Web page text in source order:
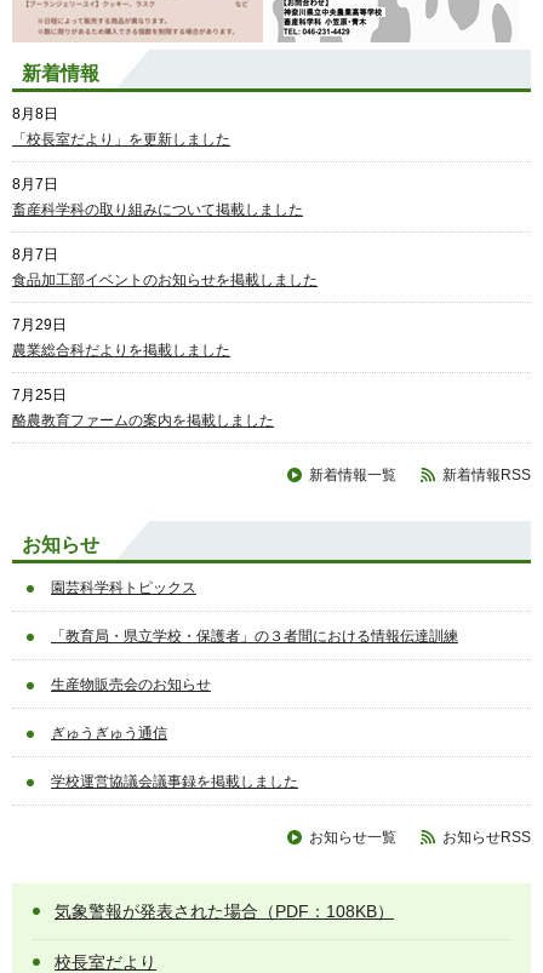
新着情報
8月8日
「校長室だより」を更新しました
8月7日
畜産科学科の取り組みについて掲載しました
8月7日
食品加工部イベントのお知らせを掲載しました
7月29日
農業総合科だよりを掲載しました
7月25日
酪農教育ファームの案内を掲載しました
新着情報一覧 新着情報RSS
お知らせ
園芸科学科トピックス
「教育局・県立学校・保護者」の３者間における情報伝達訓練
生産物販売会のお知らせ
ぎゅうぎゅう通信
学校運営協議会議事録を掲載しました
お知らせ一覧 お知らせRSS
気象警報が発表された場合（PDF：108KB）
校長室だより